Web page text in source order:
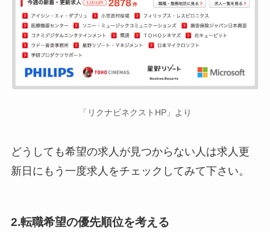
「リクナビネクストHP」より
どうしても希望の求人が見つからない人は求人更
新日にもう一度求人をチェックしてみて下さい。
2.転職希望の優先順位を考える